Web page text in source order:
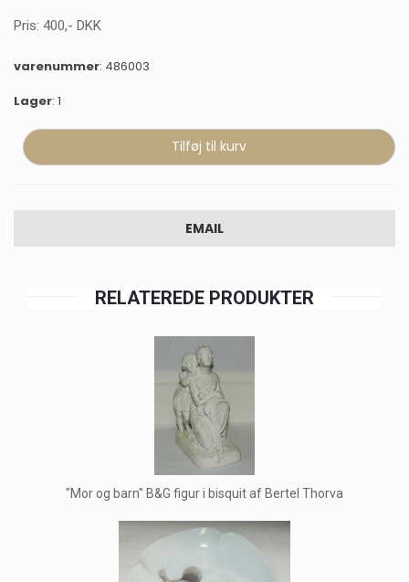
Pris: 400,- DKK
varenummer: 486003
Lager: 1
EMAIL
RELATEREDE PRODUKTER
"Mor og barn" B&G figur i bisquit af Bertel Thorva